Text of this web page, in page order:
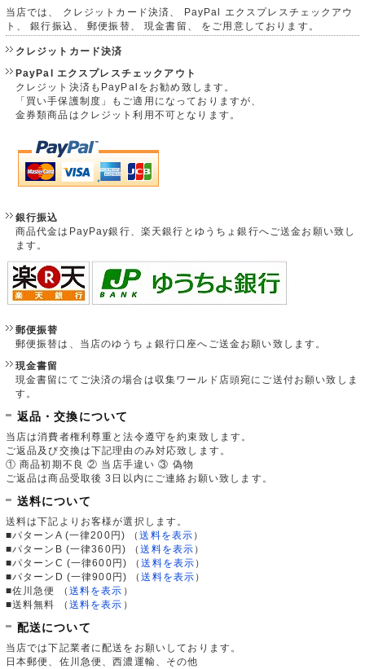
当店では、 クレジットカード決済、 PayPal エクスプレスチェックアウ
ト、 銀行振込、 郵便振替、 現金書留、 をご用意しております。
クレジットカード決済
PayPal エクスプレスチェックアウト
クレジット決済もPayPalをお勧め致します。
「買い手保護制度」もご適用になっておりますが、
金券類商品はクレジット利用不可となります。
銀行振込
商品代金はPayPay銀行、楽天銀行とゆうちょ銀行へご送金お願い致し
ます。
郵便振替
郵便振替は、当店のゆうちょ銀行口座へご送金お願い致します。
現金書留
現金書留にてご決済の場合は収集ワールド店頭宛にご送付お願い致しま
す。
返品・交換について
当店は消費者権利尊重と法令遵守を約束致します。
ご返品及び交換は下記理由のみ対応致します。
① 商品初期不良 ② 当店手違い ③ 偽物
ご返品は商品受取後 3日以内にご連絡お願い致します。
送料について
送料は下記よりお客様が選択します。
■パターンA (一律200円)
（送料を表示 ）
■パターンB (一律360円)
（送料を表示 ）
■パターンC (一律600円)
（送料を表示 ）
■パターンD (一律900円)
（送料を表示 ）
■佐川急便
（ 送料を表示 ）
■送料無料
（ 送料を表示 ）
配送について
当店では下記業者に配送をお願いしております。
日本郵便、佐川急便、西濃運輸、その他